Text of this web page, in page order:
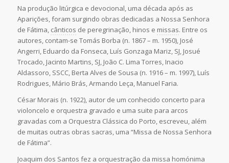
Na produção litúrgica e devocional, uma década após as
Aparições, foram surgindo obras dedicadas a Nossa Senhora
de Fátima, cânticos de peregrinação, hinos e missas. Entre os
autores, contam-se Tomás Borba (n. 1867 – m. 1950), José
Angerri, Eduardo da Fonseca, Luís Gonzaga Mariz, SJ, Josué
Trocado, Jacinto Martins, SJ, João C. Lima Torres, Inacio
Aldassoro, SSCC, Berta Alves de Sousa (n. 1916 – m. 1997), Luís
Rodrigues, Mário Brás, Armando Leça, Manuel Faria.
César Morais (n. 1922), autor de um conhecido concerto para
violoncelo e orquestra gravado e uma suite para arcos
gravadas com a Orquestra Clássica do Porto, escreveu, além
de muitas outras obras sacras, uma “Missa de Nossa Senhora
de Fátima”.
Joaquim dos Santos fez a orquestração da missa homónima